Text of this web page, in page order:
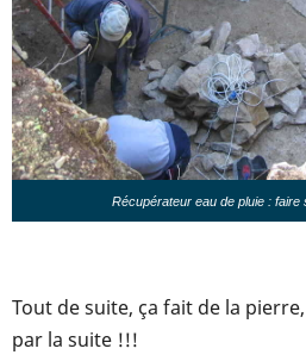
Récupérateur eau de pluie : faire
Tout de suite, ça fait de la
par la suite !!!